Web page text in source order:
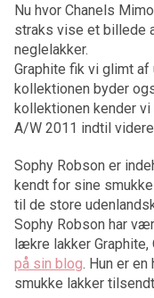
Nu hvor Chanels
straks vise et billede
neglelakker.
Graphite fik vi glimt af
kollektionen byder
kollektionen kender vi
A/W 2011 indtil
Sophy Robson er
kendt for sine
til de store
Sophy Robson har
lækre lakker Graphite,
på sin blog. Hun er
smukke lakker